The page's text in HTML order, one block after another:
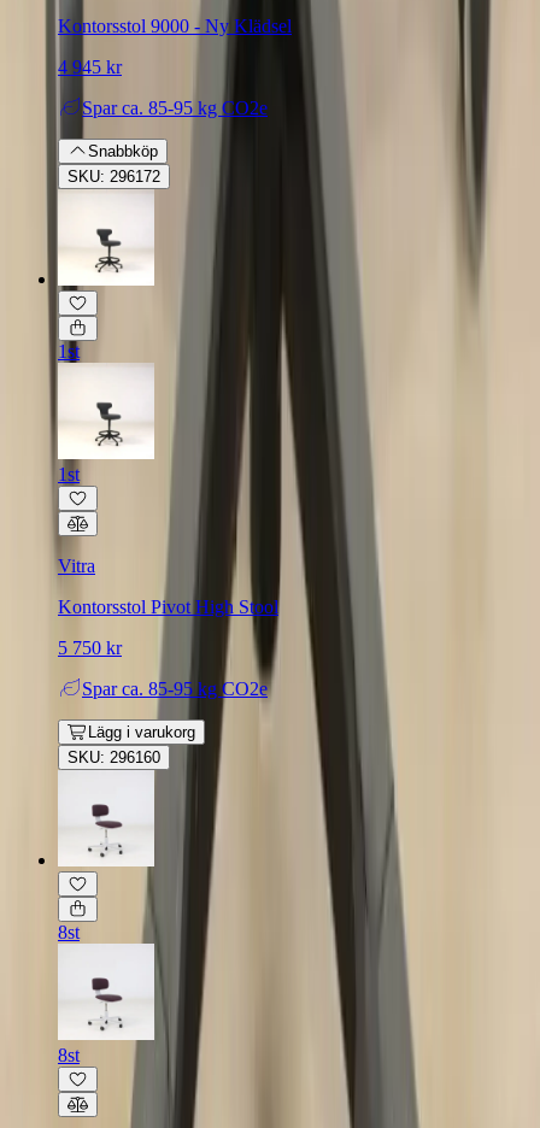
Kontorsstol 9000 - Ny Klädsel
4 945 kr
Spar ca. 85-95 kg CO2e
Snabbköp
SKU: 296172
1st
1st
Vitra
Kontorsstol Pivot High Stool
5 750 kr
Spar ca. 85-95 kg CO2e
Lägg i varukorg
SKU: 296160
8st
8st